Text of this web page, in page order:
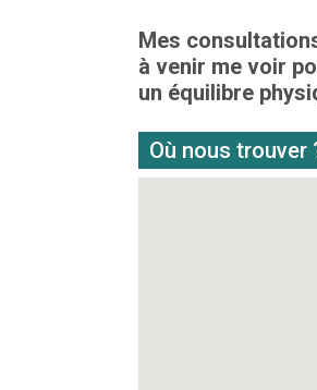
Mes
à venir me voir
un équilibre
Où nous trouver